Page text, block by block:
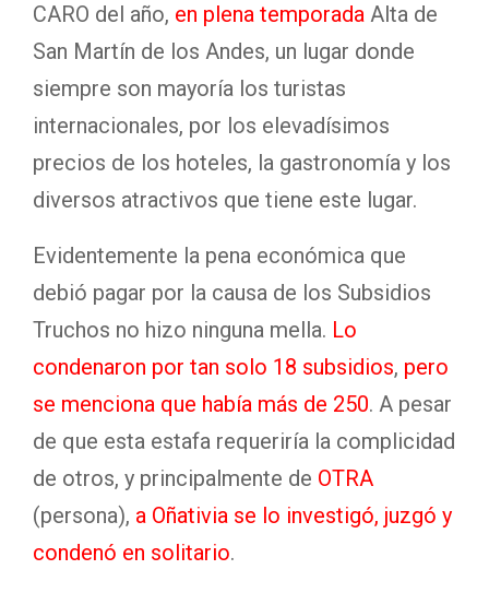
CARO del año, en plena temporada Alta de
San Martín de los Andes, un lugar donde
siempre son mayoría los turistas
internacionales, por los elevadísimos
precios de los hoteles, la gastronomía y los
diversos atractivos que tiene este lugar.
Evidentemente la pena económica que
debió pagar por la causa de los Subsidios
Truchos no hizo ninguna mella. Lo
condenaron por tan solo 18 subsidios, pero
se menciona que había más de 250. A pesar
de que esta estafa requeriría la complicidad
de otros, y principalmente de OTRA
(persona), a Oñativia se lo investigó, juzgó y
condenó en solitario.